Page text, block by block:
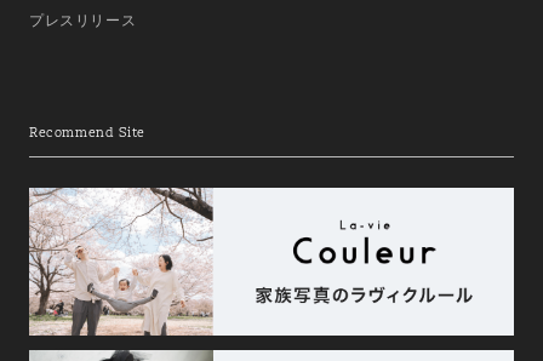
プレスリリース
Recommend Site